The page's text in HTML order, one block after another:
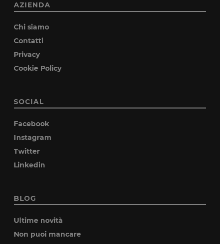
AZIENDA
Chi siamo
Contatti
Privacy
Cookie Policy
SOCIAL
Facebook
Instagram
Twitter
Linkedin
BLOG
Ultime novità
Non puoi mancare